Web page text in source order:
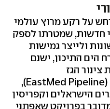
על רקע מרוץ עולמי
חדשות, שמטרתו לספק
ולייצר גמישות
הים התיכון, ישנם
צינור הגז
(
EastMed Pipeline
),
הישראלים וקפריסין
בפרויקט שאפתני